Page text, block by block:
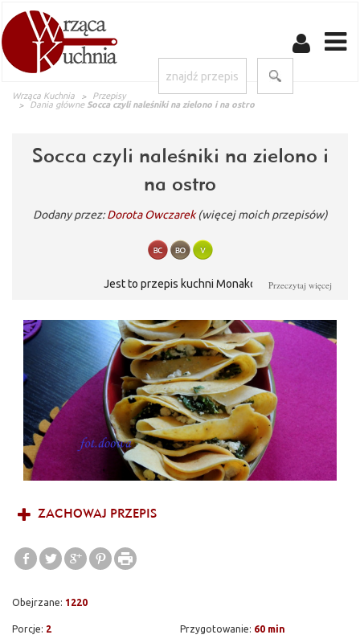
Wrząca Kuchnia
Przepisy
Dania główne Socca czyli naleśniki na zielono i na ostro
Socca czyli naleśniki na zielono i
na ostro
Dodany przez:Dorota Owczarek (więcej moich przepisów)
Jest to przepis kuchni Monako Przeczytaj więcej
ZACHOWAJ PRZEPIS
Obejrzane: 1220
Porcje: 2 Przygotowanie: 60 min